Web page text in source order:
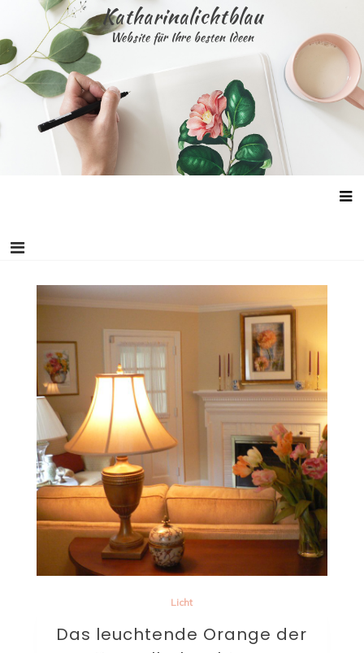
content
Katharinalichtblau
Website für Ihre besten Ideen
Licht
Das leuchtende Orange der